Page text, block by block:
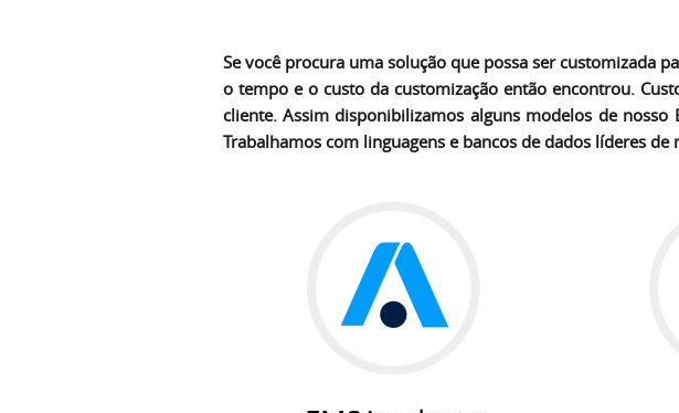
Se você procura uma solução que possa ser customizada
o tempo e o custo da customização então encontrou.
cliente. Assim disponibilizamos alguns modelos de
Trabalhamos com linguagens e bancos de dados líderes